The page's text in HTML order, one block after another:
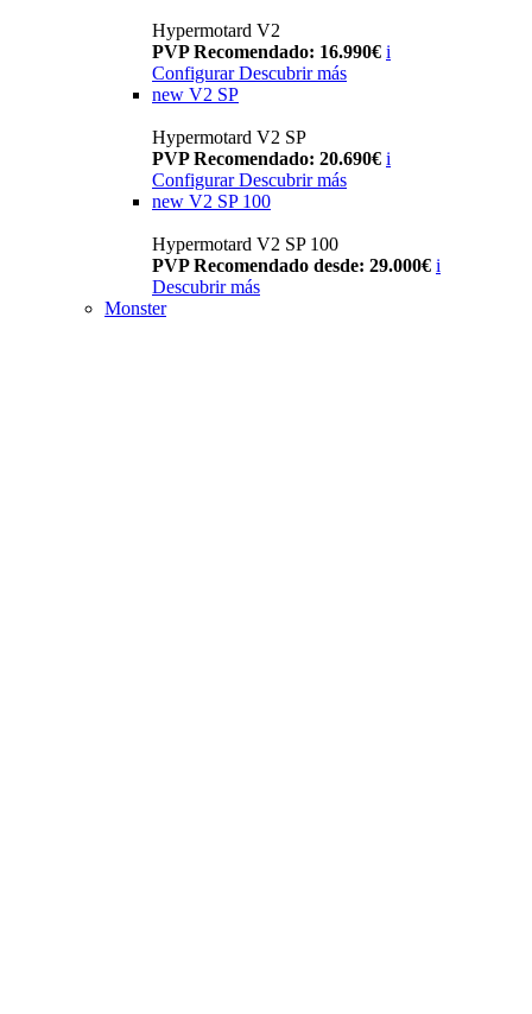
Hypermotard V2
PVP Recomendado: 16.990€ i
Configurar Descubrir más
new V2 SP
Hypermotard V2 SP
PVP Recomendado: 20.690€ i
Configurar Descubrir más
new V2 SP 100
Hypermotard V2 SP 100
PVP Recomendado desde: 29.000€ i
Descubrir más
Monster